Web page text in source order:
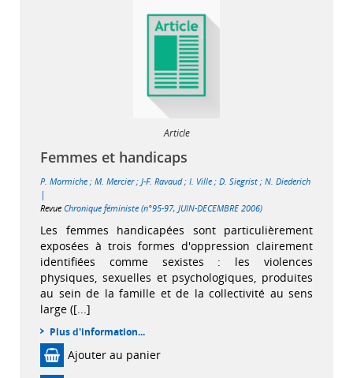
Article
Femmes et handicaps
P. Mormiche ; M. Mercier; J-F. Ravaud; I. Ville ; D. Siegrist ; N. Diederich
|
Revue Chronique féministe (n°95-97, JUIN-DECEMBRE 2006)
Les femmes handicapées sont particulièrement
exposées à trois formes d'oppression clairement
identifiées comme sexistes : les violences
physiques, sexuelles et psychologiques, produites
au sein de la famille et de la collectivité au sens
large ([...]
Plus d'information...
Ajouter au panier